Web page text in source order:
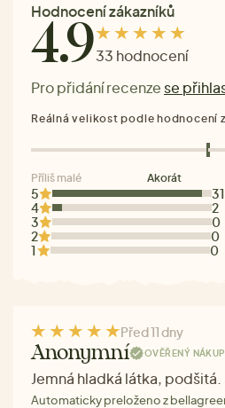
Hodnocení zákazníků
4.933 hodnocení
Pro přidání recenze se
5
31
4
2
3
0
2
0
1
0
Reálná velikost podle hodnocení
Příliš malé Akorát
Před 11 dny
Anonymní OVĚŘENÝ NÁKUP
Jemná hladká látka, podšitá.
Automaticky preloženo z